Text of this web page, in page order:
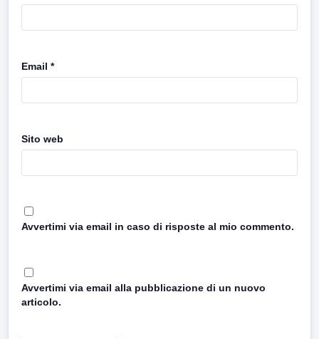
Email *
Sito web
Avvertimi via email in caso di risposte al mio commento.
Avvertimi via email alla pubblicazione di un nuovo
articolo.